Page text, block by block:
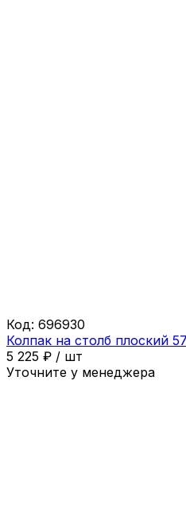
Код: 696930
Колпак на столб плоский
5 225 ₽ / шт
Уточните у менеджера